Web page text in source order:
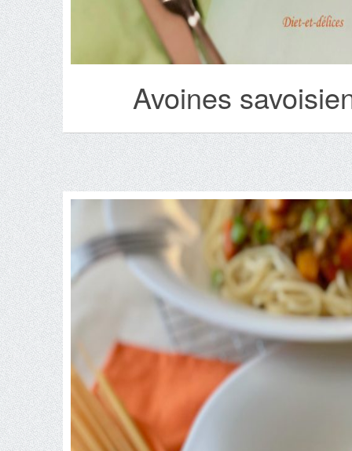
Avoines